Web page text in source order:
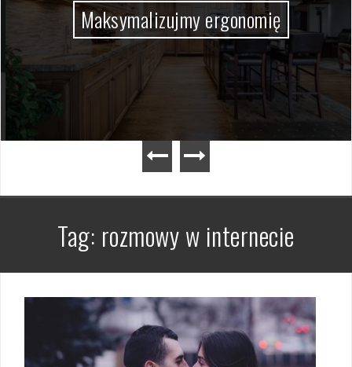
Maksymalizujmy ergonomię
Tag: rozmowy w internecie